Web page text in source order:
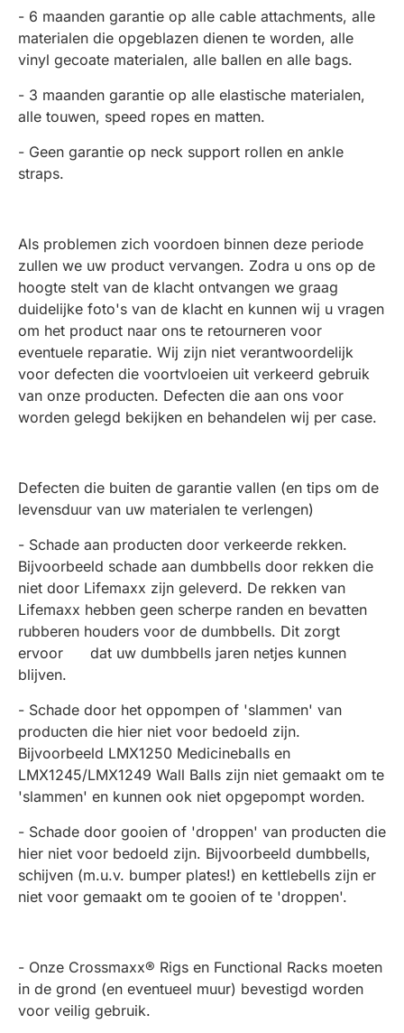
- 6 maanden garantie op alle cable attachments, alle
materialen die opgeblazen dienen te worden, alle
vinyl gecoate materialen, alle ballen en alle bags.
- 3 maanden garantie op alle elastische materialen,
alle touwen, speed ropes en matten.
- Geen garantie op neck support rollen en ankle
straps.
Als problemen zich voordoen binnen deze periode
zullen we uw product vervangen. Zodra u ons op de
hoogte stelt van de klacht ontvangen we graag
duidelijke foto's van de klacht en kunnen wij u vragen
om het product naar ons te retourneren voor
eventuele reparatie. Wij zijn niet verantwoordelijk
voor defecten die voortvloeien uit verkeerd gebruik
van onze producten. Defecten die aan ons voor
worden gelegd bekijken en behandelen wij per case.
Defecten die buiten de garantie vallen (en tips om de
levensduur van uw materialen te verlengen)
- Schade aan producten door verkeerde rekken.
Bijvoorbeeld schade aan dumbbells door rekken die
niet door Lifemaxx zijn geleverd. De rekken van
Lifemaxx hebben geen scherpe randen en bevatten
rubberen houders voor de dumbbells. Dit zorgt
ervoor dat uw dumbbells jaren netjes kunnen
blijven.
- Schade door het oppompen of 'slammen' van
producten die hier niet voor bedoeld zijn.
Bijvoorbeeld LMX1250 Medicineballs en
LMX1245/LMX1249 Wall Balls zijn niet gemaakt om te
'slammen' en kunnen ook niet opgepompt worden.
- Schade door gooien of 'droppen' van producten die
hier niet voor bedoeld zijn. Bijvoorbeeld dumbbells,
schijven (m.u.v. bumper plates!) en kettlebells zijn er
niet voor gemaakt om te gooien of te 'droppen'.
- Onze Crossmaxx® Rigs en Functional Racks moeten
in de grond (en eventueel muur) bevestigd worden
voor veilig gebruik.